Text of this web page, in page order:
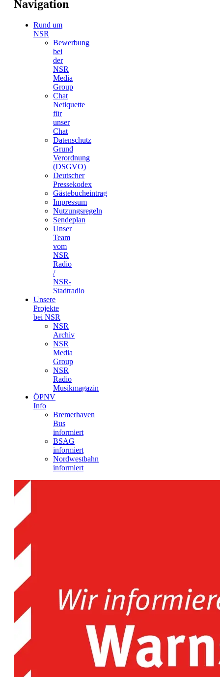
Navigation
Rund um
NSR
Bewerbung
bei
der
NSR
Media
Group
Chat
Netiquette
für
unser
Chat
Datenschutz
Grund
Verordnung
(DSGVO)
Deutscher
Pressekodex
Gästebucheintrag
Impressum
Nutzungsregeln
Sendeplan
Unser
Team
vom
NSR
Radio
/
NSR-
Stadtradio
Unsere
Projekte
bei NSR
NSR
Archiv
NSR
Media
Group
NSR
Radio
Musikmagazin
ÖPNV
Info
Bremerhaven
Bus
informiert
BSAG
informiert
Nordwestbahn
informiert